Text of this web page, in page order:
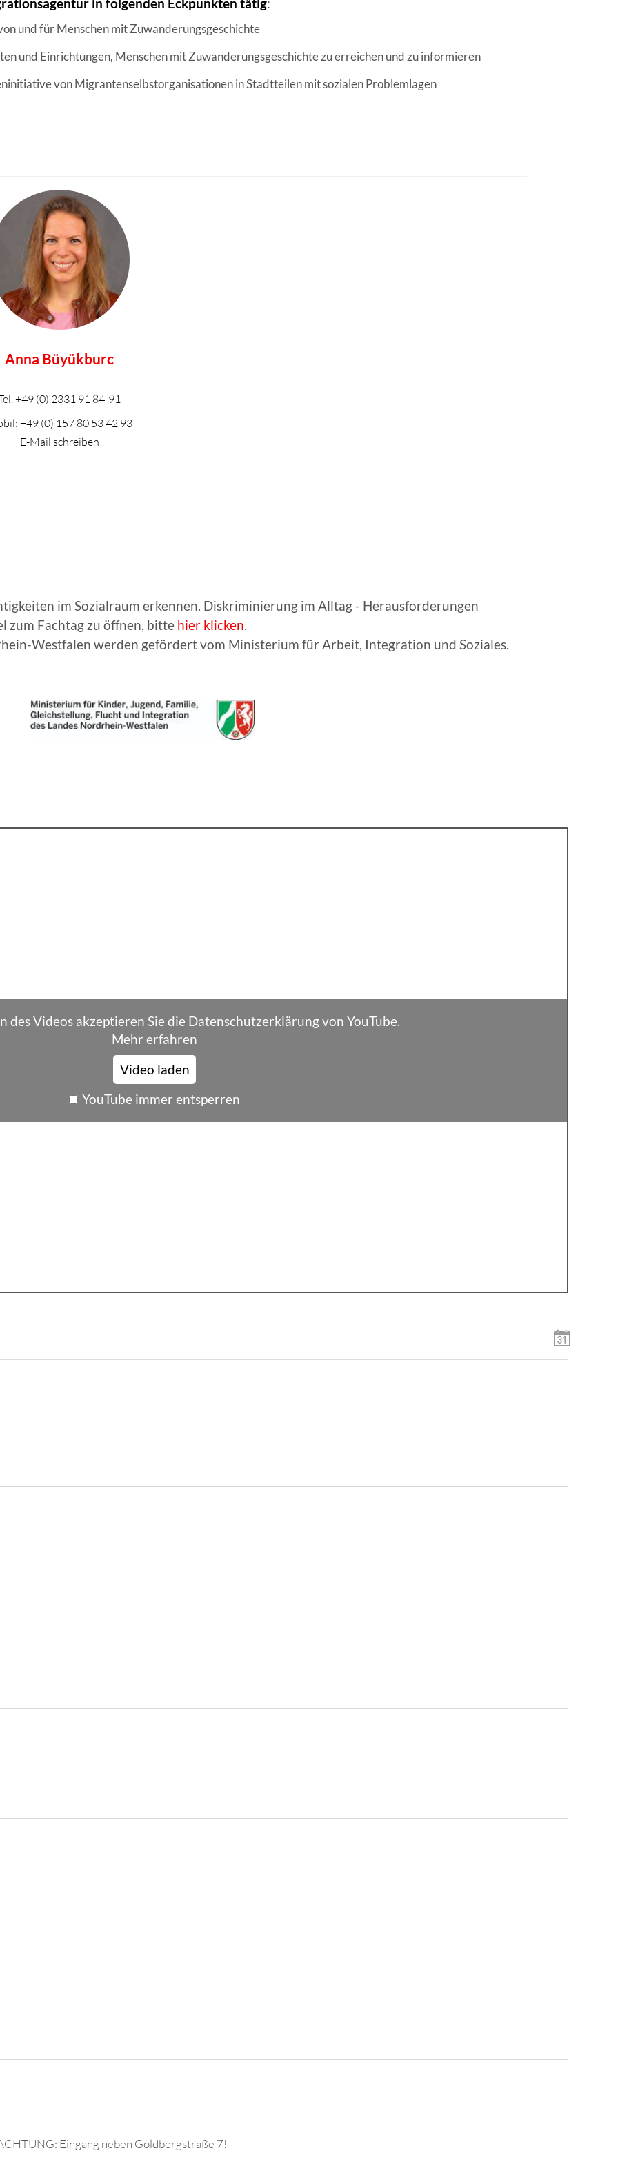
in folgenden Eckpunkten tätig:
und für Menschen mit Zuwanderungsgeschichte
und Einrichtungen, Menschen mit Zuwanderungsgeschichte zu erreichen und zu informieren
von Migrantenselbstorganisationen in Stadtteilen mit sozialen Problemlagen
Anna Büyükburc
+49 (0) 2331 91 84-91
+49 (0) 157 80 53 42 93
E-Mail schreiben
im Sozialraum erkennen. Diskriminierung im Alltag - Herausforderungen
zum Fachtag zu öffnen, bitte hier klicken.
Westfalen werden gefördert vom Ministerium für Arbeit, Integration und Soziales.
des Videos akzeptieren Sie die Datenschutzerklärung von YouTube.
Mehr erfahren
Video laden
YouTube immer entsperren
Eingang neben Goldbergstraße 7!